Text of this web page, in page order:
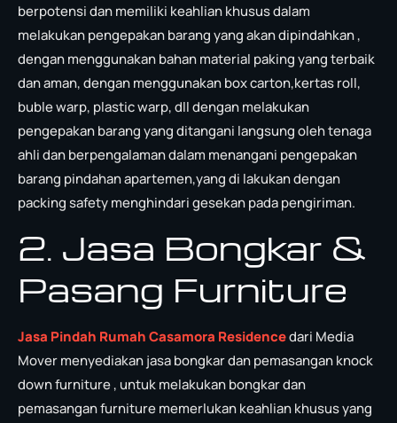
berpotensi dan memiliki keahlian khusus dalam
melakukan pengepakan barang yang akan dipindahkan ,
dengan menggunakan bahan material paking yang terbaik
dan aman, dengan menggunakan box carton,kertas roll,
buble warp, plastic warp, dll dengan melakukan
pengepakan barang yang ditangani langsung oleh tenaga
ahli dan berpengalaman dalam menangani pengepakan
barang pindahan apartemen,yang di lakukan dengan
packing safety menghindari gesekan pada pengiriman.
2. Jasa Bongkar &
Pasang Furniture
Jasa Pindah Rumah Casamora Residencedari Media
Mover menyediakan jasa bongkar dan pemasangan knock
down furniture , untuk melakukan bongkar dan
pemasangan furniture memerlukan keahlian khusus yang